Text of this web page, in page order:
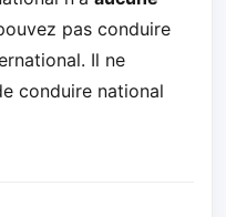
pas conduire
Il ne
conduire national